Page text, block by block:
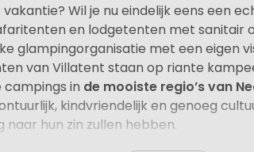
Wil je nu eindelijk eens een
en lodgetenten met sanitair
glampingorganisatie met een eigen
van Villatent staan op riante
in de mooiste regio’s van
kindvriendelijk en genoeg
hun zin zullen hebben.